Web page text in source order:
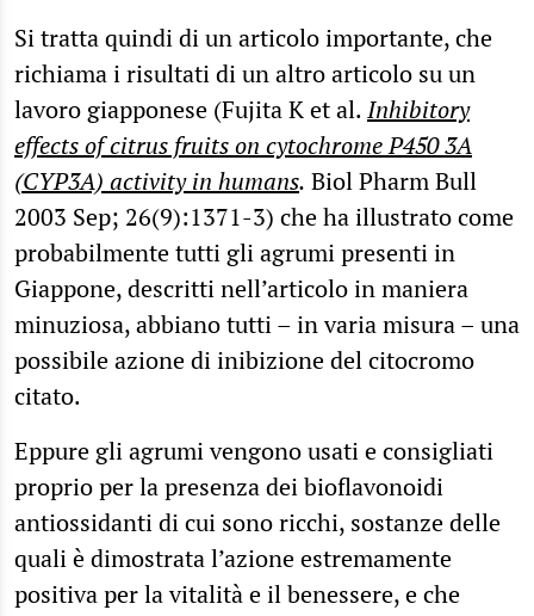
Si tratta quindi di un articolo importante, che
richiama i risultati di un altro articolo su un
lavoro giapponese (Fujita K et al.Inhibitory
effects of citrus fruits on cytochrome P450 3A
(CYP3A) activity in humans. Biol Pharm Bull
2003 Sep; 26(9):1371-3) che ha illustrato come
probabilmente tutti gli agrumi presenti in
Giappone, descritti nell’articolo in maniera
minuziosa, abbiano tutti – in varia misura – una
possibile azione di inibizione del citocromo
citato.
Eppure gli agrumi vengono usati e consigliati
proprio per la presenza dei bioflavonoidi
antiossidanti di cui sono ricchi, sostanze delle
quali è dimostrata l’azione estremamente
positiva per la vitalità e il benessere, e che